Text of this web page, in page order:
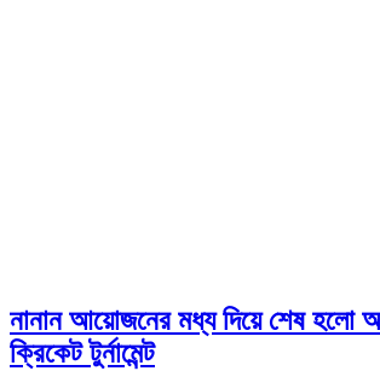
নানান আয়োজনের মধ্য দিয়ে শেষ হলো
ক্রিকেট টুর্নামেন্ট